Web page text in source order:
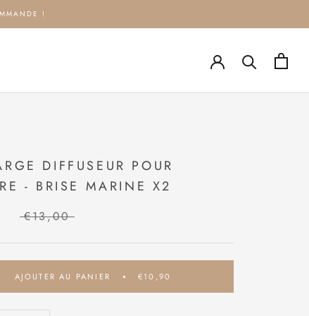
!
DIFFUSEUR POUR
- BRISE MARINE X2
€13,00
AJOUTER AU PANIER €10,90